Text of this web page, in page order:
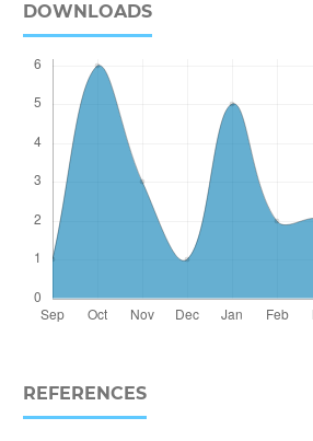
DOWNLOADS
REFERENCES